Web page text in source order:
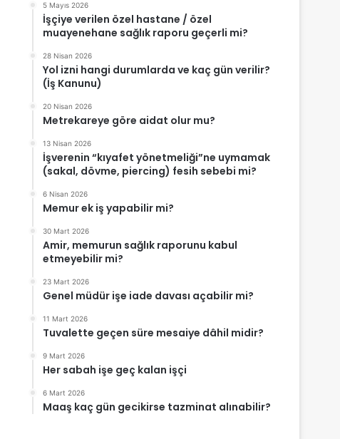
5 Mayıs 2026
İşçiye verilen özel hastane / özel
muayenehane sağlık raporu geçerli mi?
28 Nisan 2026
Yol izni hangi durumlarda ve kaç gün verilir?
(İş Kanunu)
20 Nisan 2026
Metrekareye göre aidat olur mu?
13 Nisan 2026
İşverenin “kıyafet yönetmeliği”ne uymamak
(sakal, dövme, piercing) fesih sebebi mi?
6 Nisan 2026
Memur ek iş yapabilir mi?
30 Mart 2026
Amir, memurun sağlık raporunu kabul
etmeyebilir mi?
23 Mart 2026
Genel müdür işe iade davası açabilir mi?
11 Mart 2026
Tuvalette geçen süre mesaiye dâhil midir?
9 Mart 2026
Her sabah işe geç kalan işçi
6 Mart 2026
Maaş kaç gün gecikirse tazminat alınabilir?